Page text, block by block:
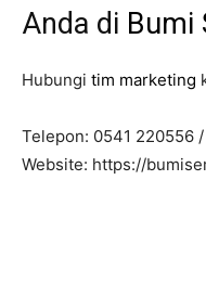
Anda di Bumi
Hubungi tim marketing
Telepon: 0541 220556 /
Website: https://